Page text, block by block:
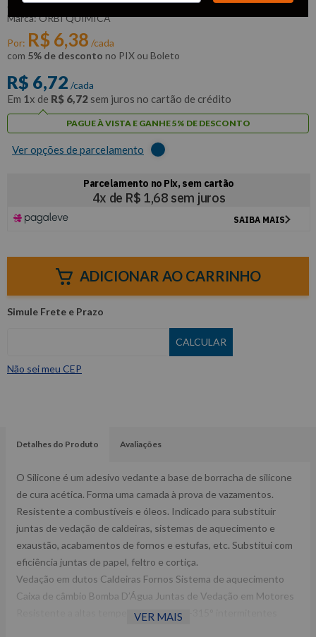
:ORBI2560
ORBI QUÍMICA
Por: R$6,38 /cada
com 5% de desconto no PIX ou Boleto
R$ 6,72 /cada
Em 1x de R$ 6,72 sem juros no cartão de crédito
PAGUE À VISTA E GANHE 5% DE DESCONTO
Ver opções de parcelamento
ADICIONAR AO CARRINHO
Não sei meu CEP
Detalhes do Produto Avaliações
O Silicone é um adesivo vedante a base de borracha de silicone
de cura acética. Forma uma camada à prova de vazamentos.
Resistente a combustíveis e óleos. Indicado para substituir
juntas de vedação de caldeiras, sistemas de aquecimento e
exaustão, acabamentos de fornos e estufas, etc. Substitui com
eficiência juntas de papel, feltro e cortiça.
Vedação em dutos Caldeiras Fornos Sistema de aquecimento
Caixa de câmbio Bomba D’Água Juntas de Vedação em Motores
Resistente a altas temperatura de até +315° intermitentes
VER MAIS